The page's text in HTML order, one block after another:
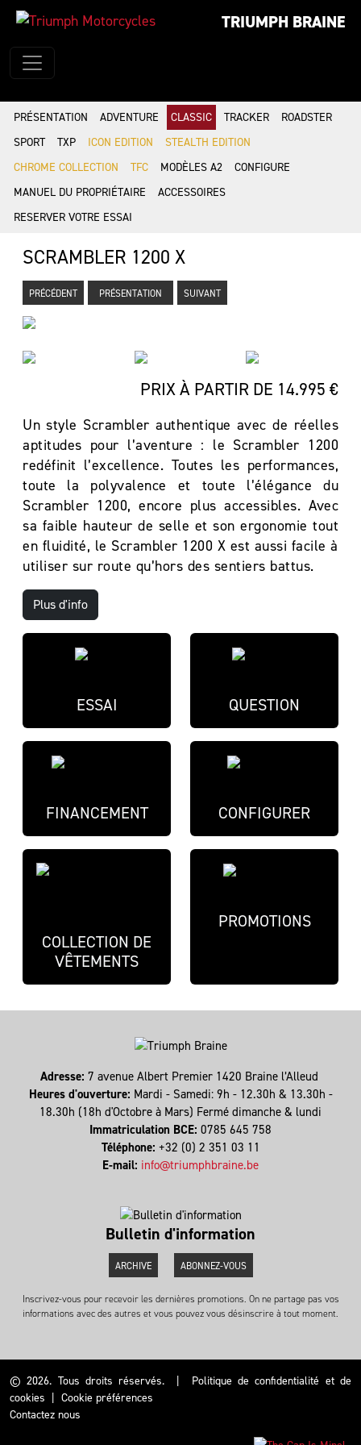
TRIUMPH BRAINE
PRÉSENTATION ADVENTURE CLASSIC TRACKER
ROADSTER
SPORT
TXP ICON EDITION
STEALTH EDITION
CHROME COLLECTION
TFC MODÈLES A2
CONFIGURE
MANUEL DU PROPRIÉTAIRE
ACCESSOIRES
RESERVER VOTRE ESSAI
SCRAMBLER 1200 X
PRÉCÉDENT PRÉSENTATION SUIVANT
PRIX À PARTIR DE 14.995 €
Un style Scrambler authentique avec de réelles
aptitudes pour l’aventure : le Scrambler 1200
redéfinit l’excellence. Toutes les performances,
toute la polyvalence et toute l’élégance du
Scrambler 1200, encore plus accessibles. Avec
sa faible hauteur de selle et son ergonomie tout
en fluidité, le Scrambler 1200 X est aussi facile à
utiliser sur route qu’hors des sentiers battus.
Plus d'info
ESSAI QUESTION
FINANCEMENT CONFIGURER
COLLECTION DE
VÊTEMENTS
PROMOTIONS
Adresse: 7 avenue Albert Premier 1420 Braine l’Alleud
Heures d'ouverture: Mardi - Samedi: 9h - 12.30h & 13.30h -
18.30h (18h d'Octobre à Mars) Fermé dimanche & lundi
Immatriculation BCE: 0785 645 758
Téléphone: +32 (0) 2 351 03 11
E-mail: info@triumphbraine.be
Bulletin d'information
ARCHIVE ABONNEZ-VOUS
Inscrivez-vous pour recevoir les dernières promotions. On ne partage pas vos
informations avec des autres et vous pouvez vous désinscrire à tout moment.
© 2026. Tous droits réservés. | Politique de confidentialité et de
cookies | Cookie préférences
Contactez nous